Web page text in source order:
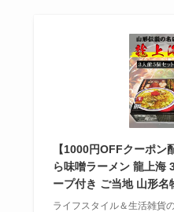
【1000円OFFクーポン
ら味噌ラーメン 龍上海
ープ付き ご当地 山形名
ライフスタイル＆生活雑貨